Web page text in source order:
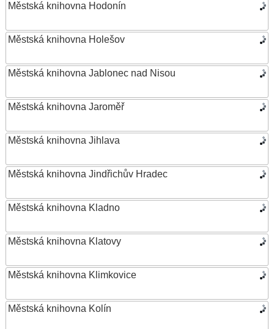
Městská knihovna Hodonín
Městská knihovna Holešov
Městská knihovna Jablonec nad Nisou
Městská knihovna Jaroměř
Městská knihovna Jihlava
Městská knihovna Jindřichův Hradec
Městská knihovna Kladno
Městská knihovna Klatovy
Městská knihovna Klimkovice
Městská knihovna Kolín